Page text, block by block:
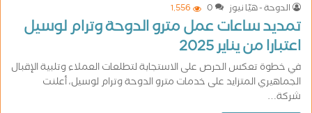
الدوحة - هيّا نيوز
0 1٬556
تمديد ساعات عمل مترو الدوحة وترام لوسيل
اعتبارا من يناير 2025
في خطوة تعكس الحرص على الاستجابة لتطلعات العملاء وتلبية الإقبال
الجماهيري المتزايد على خدمات مترو الدوحة وترام لوسيل، أعلنت
شركة…